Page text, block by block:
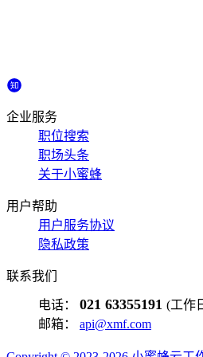
企业服务
职位搜索
职场头条
关于小蜜蜂
用户帮助
用户服务协议
隐私政策
联系我们
电话： 021 63355191 (工作
邮箱： api@xmf.com